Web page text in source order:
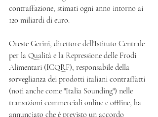
contraffazione, stimati ogni anno intorno ai
120 miliardi di euro.
Oreste Gerini, direttore dell'Istituto Centrale
per la Qualità e la Repressione delle Frodi
Alimentari (ICQRF), responsabile della
sorveglianza dei prodotti italiani contraffatti
(noti anche come "Italia Sounding") nelle
transazioni commerciali online e offline, ha
annunciato che è previsto un accordo